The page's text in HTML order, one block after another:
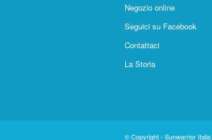
Negozio online
Seguici su Facebook
Contattaci
La Storia
© Copyright -Sunwarrior Italia